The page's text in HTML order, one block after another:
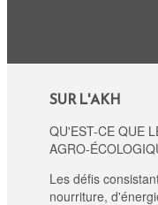
SUR L'AKH
QU'EST-CE QUE
AGRO-
Les défis
nourriture,